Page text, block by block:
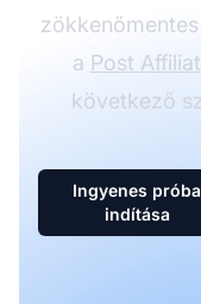
a Post
következő
Ingyenes próba
indítása